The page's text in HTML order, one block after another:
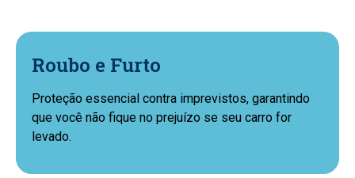
Roubo e Furto
Proteção essencial contra imprevistos, garantindo
que você não fique no prejuízo se seu carro for
levado.